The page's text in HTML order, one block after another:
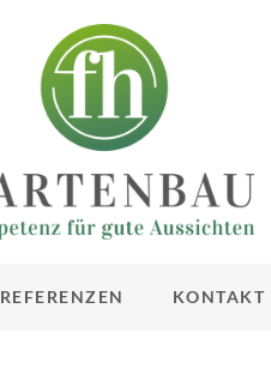
REFERENZEN KONTAKT